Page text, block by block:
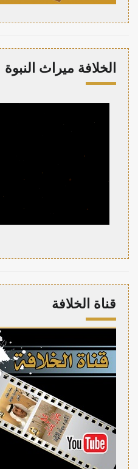
الخلافة ميراث النبوة
قناة الخلافة